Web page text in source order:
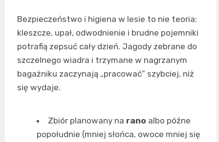
Bezpieczeństwo i higiena w lesie to nie teoria:
kleszcze, upał, odwodnienie i brudne pojemniki
potrafią zepsuć cały dzień. Jagody zebrane do
szczelnego wiadra i trzymane w nagrzanym
bagażniku zaczynają „pracować” szybciej, niż
się wydaje.
Zbiór planowany na rano albo późne
popołudnie (mniej słońca, owoce mniej się